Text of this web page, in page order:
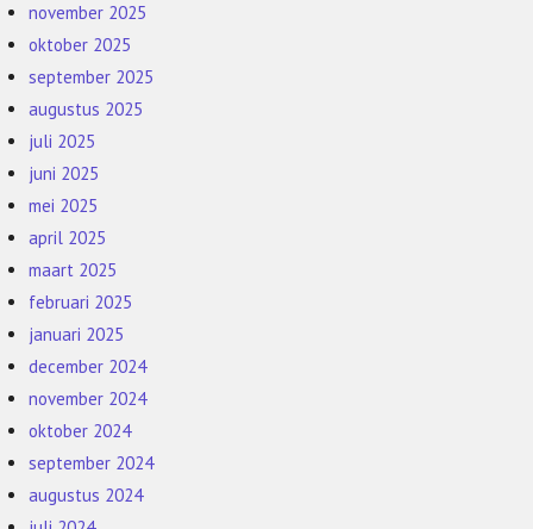
november 2025
oktober 2025
september 2025
augustus 2025
juli 2025
juni 2025
mei 2025
april 2025
maart 2025
februari 2025
januari 2025
december 2024
november 2024
oktober 2024
september 2024
augustus 2024